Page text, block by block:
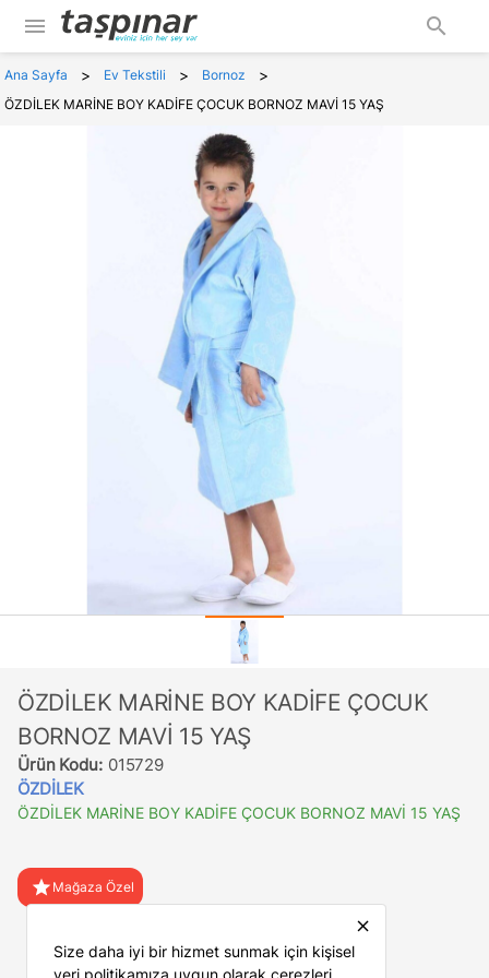
menu search
Ana Sayfa > Ev Tekstili > Bornoz >
ÖZDİLEK MARİNE BOY KADİFE ÇOCUK BORNOZ MAVİ 15 YAŞ
ÖZDİLEK MARİNE BOY KADİFE ÇOCUK
BORNOZ MAVİ 15 YAŞ
Ürün Kodu: 015729
ÖZDİLEK
ÖZDİLEK MARİNE BOY KADİFE ÇOCUK BORNOZ MAVİ 15 YAŞ
star Mağaza Özel
close
Size daha iyi bir hizmet sunmak için kişisel
veri politikamıza uygun olarak çerezleri